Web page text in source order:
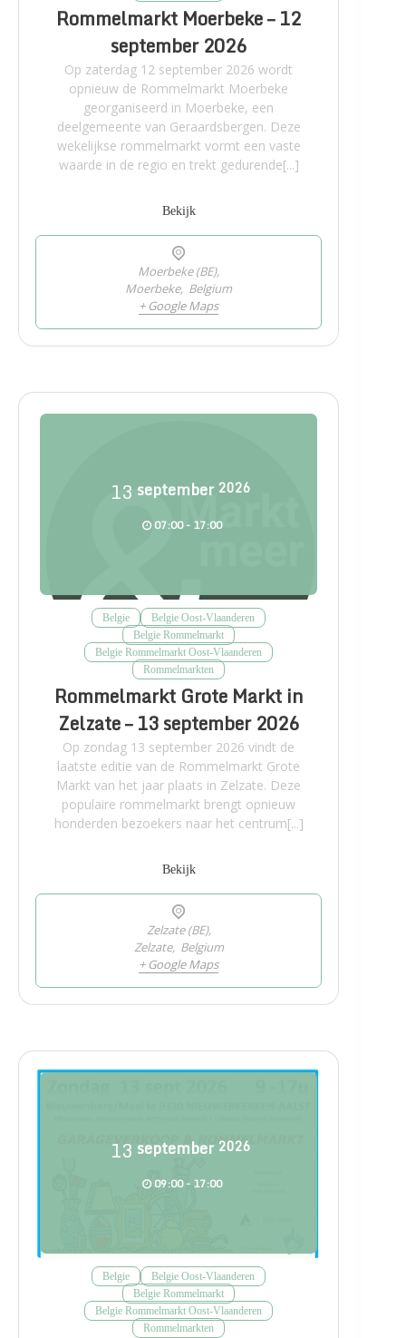
Rommelmarkt Moerbeke – 12
september 2026
Op zaterdag 12 september 2026 wordt
opnieuw de Rommelmarkt Moerbeke
georganiseerd in Moerbeke, een
deelgemeente van Geraardsbergen. Deze
wekelijkse rommelmarkt vormt een vaste
waarde in de regio en trekt gedurende[...]
Bekijk
Moerbeke (BE),
Moerbeke, Belgium
+ Google Maps
13 september 2026
07:00 - 17:00
Belgie
Belgie Oost-Vlaanderen
Belgie Rommelmarkt
Belgie Rommelmarkt Oost-Vlaanderen
Rommelmarkten
Rommelmarkt Grote Markt in
Zelzate – 13 september 2026
Op zondag 13 september 2026 vindt de
laatste editie van de Rommelmarkt Grote
Markt van het jaar plaats in Zelzate. Deze
populaire rommelmarkt brengt opnieuw
honderden bezoekers naar het centrum[...]
Bekijk
Zelzate (BE),
Zelzate, Belgium
+ Google Maps
13 september 2026
09:00 - 17:00
Belgie
Belgie Oost-Vlaanderen
Belgie Rommelmarkt
Belgie Rommelmarkt Oost-Vlaanderen
Rommelmarkten